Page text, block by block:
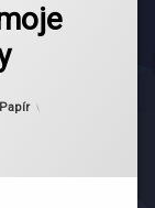
září, 2011